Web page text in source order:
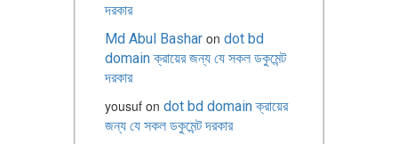
দরকার
Md Abul Bashar on dot bd
domain ক্রায়ের জন্য যে সকল ডকুমেন্ট
দরকার
yousuf on dot bd domain ক্রায়ের
জন্য যে সকল ডকুমেন্ট দরকার